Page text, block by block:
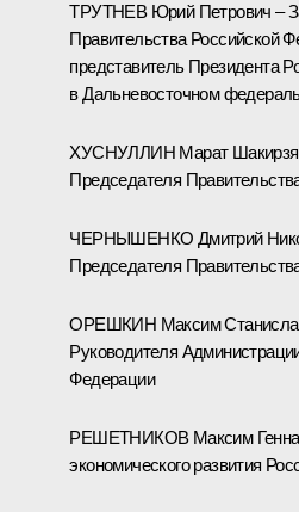
ТРУТНЕВ Юрий Петрович –
Правительства Российской
представитель Президента
в Дальневосточном
ХУСНУЛЛИН Марат
Председателя
ЧЕРНЫШЕНКО Дмитрий
Председателя
ОРЕШКИН Максим
Руководителя
Федерации
РЕШЕТНИКОВ Максим
экономического развития